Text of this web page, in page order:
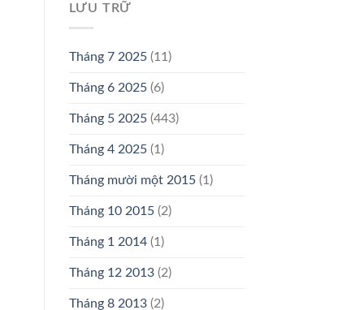
LƯU TRỮ
Tháng 7 2025(11)
Tháng 6 2025(6)
Tháng 5 2025(443)
Tháng 4 2025(1)
Tháng mười một 2015(1)
Tháng 10 2015(2)
Tháng 1 2014(1)
Tháng 12 2013(2)
Tháng 8 2013(2)